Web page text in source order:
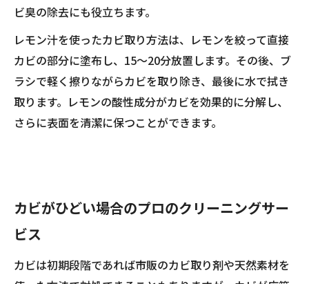
ビ臭の除去にも役立ちます。
レモン汁を使ったカビ取り方法は、レモンを絞って直接
カビの部分に塗布し、15〜20分放置します。その後、ブ
ラシで軽く擦りながらカビを取り除き、最後に水で拭き
取ります。レモンの酸性成分がカビを効果的に分解し、
さらに表面を清潔に保つことができます。
カビがひどい場合のプロのクリーニングサー
ビス
カビは初期段階であれば市販のカビ取り剤や天然素材を